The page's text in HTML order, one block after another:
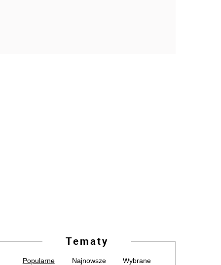
Tematy
Popularne Najnowsze Wybrane